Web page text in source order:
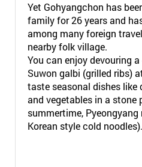
Yet Gohyangchon has
family for 26 years and
among many foreign
nearby folk village.
You can enjoy devouring
Suwon galbi (grilled ribs)
taste seasonal dishes
and vegetables in a stone
summertime,
Korean style cold noodles).